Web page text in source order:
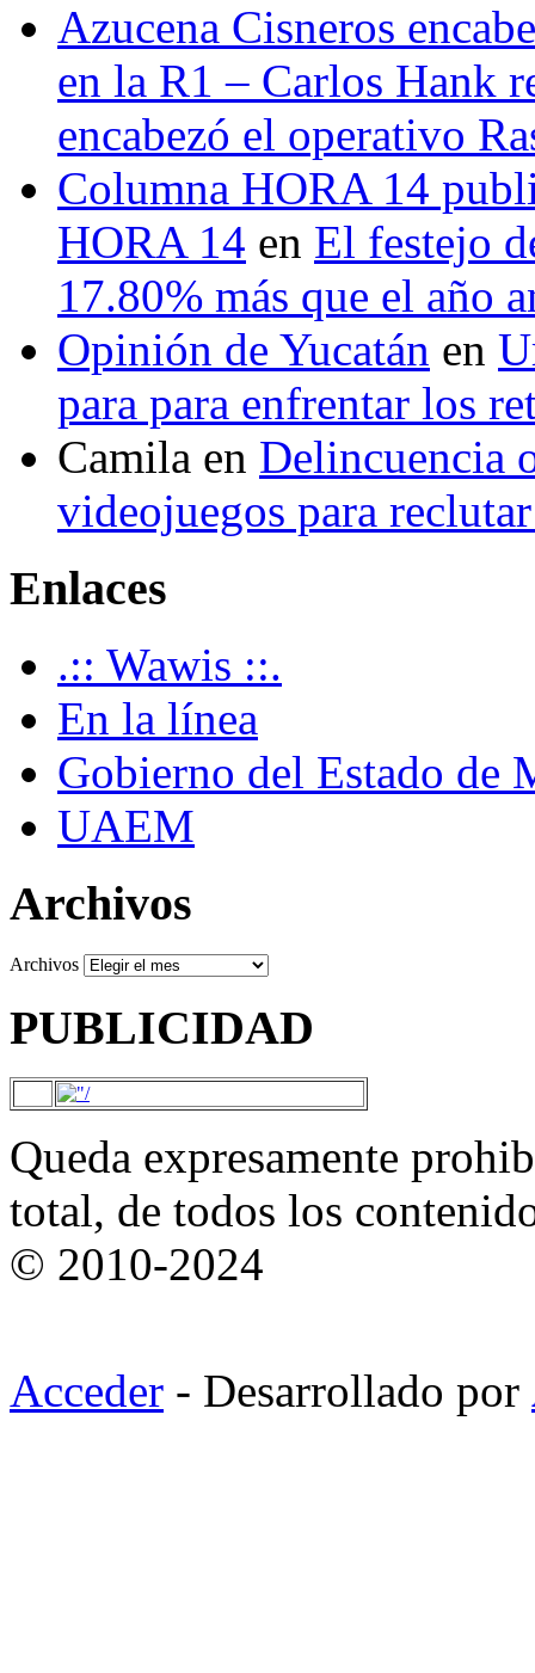
Azucena Cisneros
en la R1 – Carlos Hank
encabezó el operativo
Columna HORA 14
HORA 14 en El festejo
17.80% más que el año
Opinión de Yucatán en
para para enfrentar los
Camila en Delincuencia
videojuegos para
Enlaces
.:: Wawis ::.
En la línea
Gobierno del Estado de
UAEM
Archivos
Archivos
PUBLICIDAD
Queda expresamente
total, de todos los
© 2010-2024
Acceder - Desarrollado por